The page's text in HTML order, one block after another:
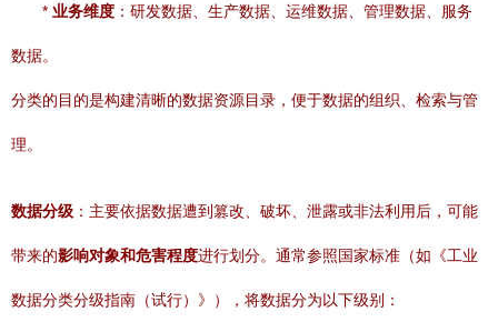
* 业务维度 ：研发数据、生产数据、运维数据、管理数据、服务
数据。
分类的目的是构建清晰的数据资源目录，便于数据的组织、检索与管
理。
数据分级 ：主要依据数据遭到篡改、破坏、泄露或非法利用后，可能
带来的影响对象和危害程度进行划分。通常参照国家标准（如《工业
数据分类分级指南（试行）》），将数据分为以下级别：